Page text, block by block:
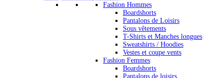
Fashion Hommes
Boardshorts
Pantalons de Loisirs
Sous vêtements
T-Shirts et Manches longues
Sweatshirts / Hoodies
Vestes et coupe vents
Fashion Femmes
Boardshorts
Pantalons de loisirs